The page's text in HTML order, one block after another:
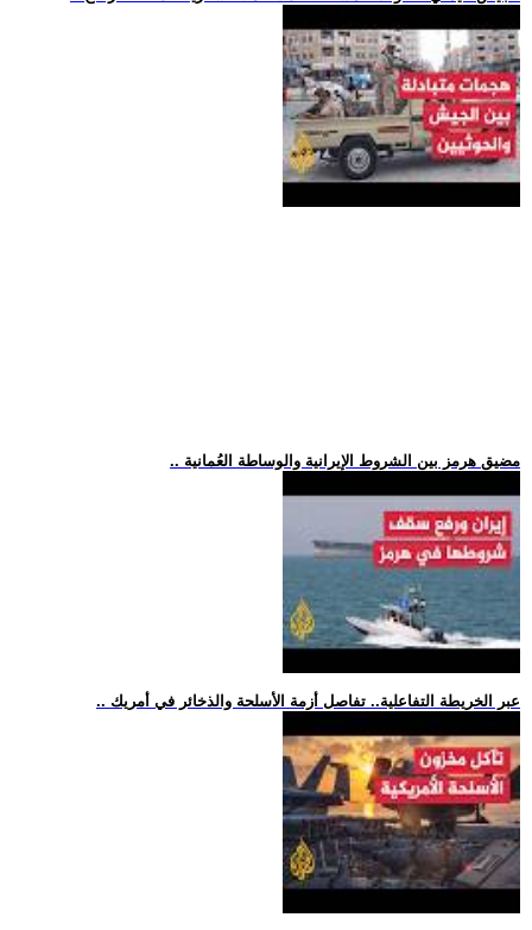
.. مضيق هرمز بين الشروط الإيرانية والوساطة العُمانية
.. عبر الخريطة التفاعلية.. تفاصل أزمة الأسلحة والذخائر في أمريك